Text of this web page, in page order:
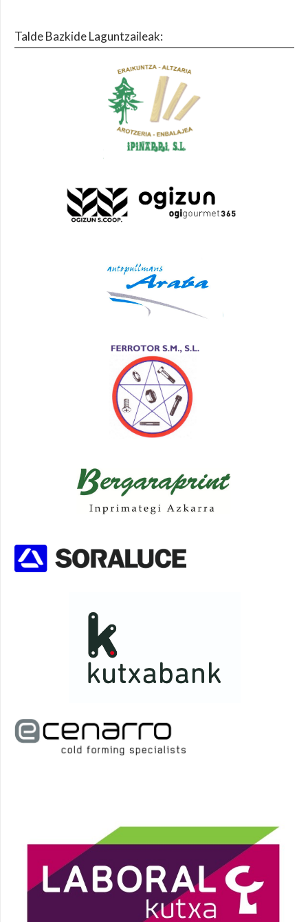
Talde Bazkide Laguntzaileak: